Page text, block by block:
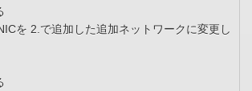
を 2.で追加した追加ネットワークに変更し